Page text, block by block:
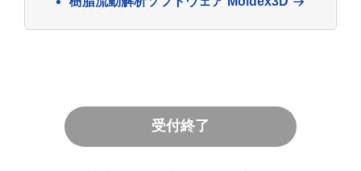
受付終了